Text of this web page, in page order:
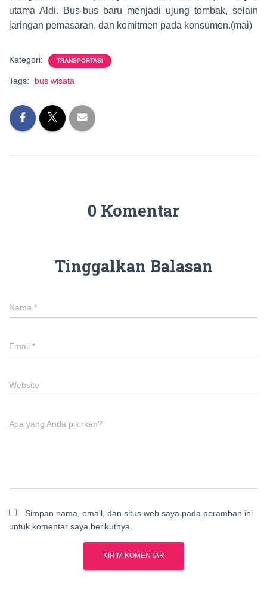
utama Aldi. Bus-bus baru menjadi ujung tombak, selain
jaringan pemasaran, dan komitmen pada konsumen.(mai)
Kategori: TRANSPORTASI
Tags: bus wisata
0 Komentar
Tinggalkan Balasan
Nama *
Email *
Website
Apa yang Anda pikirkan?
Simpan nama, email, dan situs web saya pada peramban ini
untuk komentar saya berikutnya.